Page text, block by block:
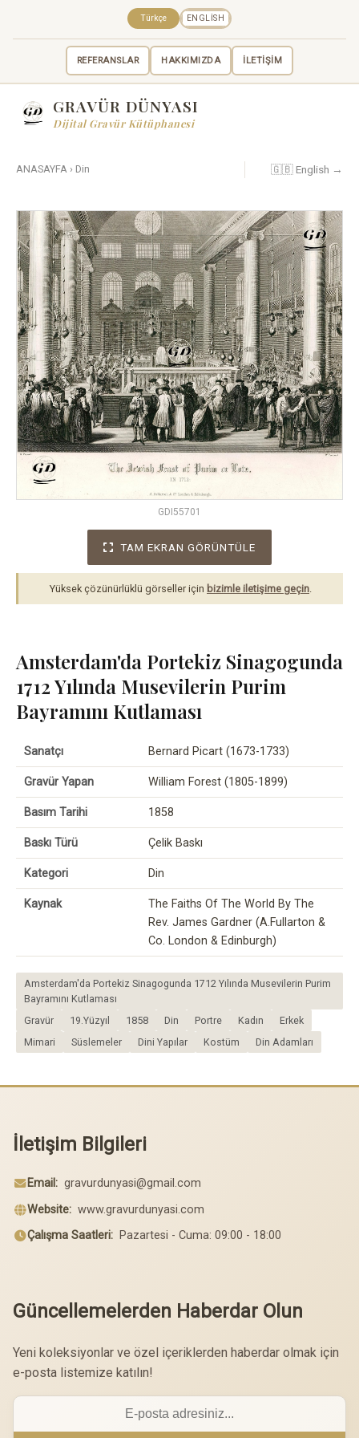
REFERANSLAR HAKKIMIZDA İLETİŞİM
Türkçe ENGLISH
GRAVÜR DÜNYASI
Dijital Gravür Kütüphanesi
ANASAYFA › Din 🇬🇧 English →
GDI55701
TAM EKRAN GÖRÜNTÜLE
Yüksek çözünürlüklü görseller için bizimle iletişime geçin
Amsterdam'da Portekiz Sinagogunda
1712 Yılında Musevilerin Purim
Bayramını Kutlaması
Sanatçı Bernard Picart (1673-1733)
Gravür Yapan William Forest (1805-1899)
Basım Tarihi 1858
Baskı Türü Çelik Baskı
Kategori Din
Kaynak
The Faiths Of The World By The
Rev. James Gardner (A.Fullarton &
Co. London & Edinburgh)
Amsterdam'da Portekiz Sinagogunda 1712 Yılında Musevilerin Purim
Bayramını Kutlaması
Gravür
19.Yüzyıl 1858 Din Portre Kadın
Erkek
Mimari
Süslemeler Dini Yapılar Kostüm Din Adamları
İletişim Bilgileri
Email: gravurdunyasi@gmail.com
Website: www.gravurdunyasi.com
Çalışma Saatleri: Pazartesi - Cuma: 09:00 - 18:00
Güncellemelerden Haberdar Olun
Yeni koleksiyonlar ve özel içeriklerden haberdar olmak için
e-posta listemize katılın!